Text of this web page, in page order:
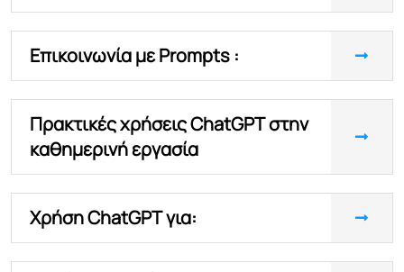
Επικοινωνία με Prompts :
Πρακτικές χρήσεις ChatGPT στην
καθημερινή εργασία
Χρήση ChatGPT για: